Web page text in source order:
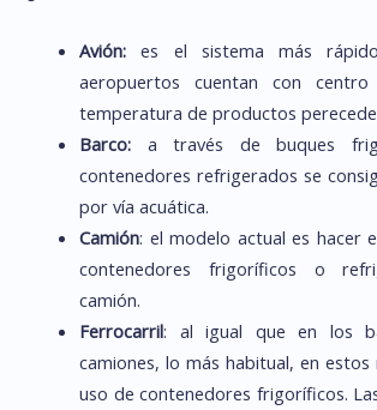
Avión: es el sistema más
aeropuertos cuentan con
temperatura de productos
Barco: a través de buques
contenedores refrigerados se
por vía acuática.
Camión: el modelo actual es hacer
contenedores frigoríficos o
camión.
Ferrocarril: al igual que en los
camiones, lo más habitual, en
uso de contenedores frigoríficos.